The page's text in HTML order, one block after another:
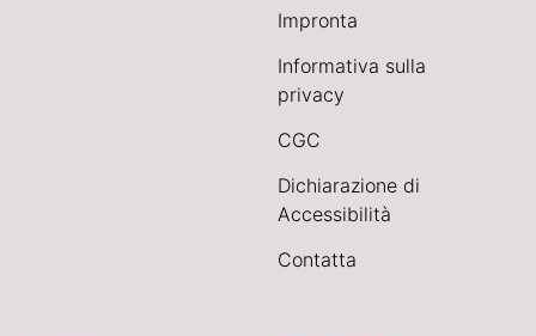
Impronta
Informativa sulla
privacy
CGC
Dichiarazione di
Accessibilità
Contatta